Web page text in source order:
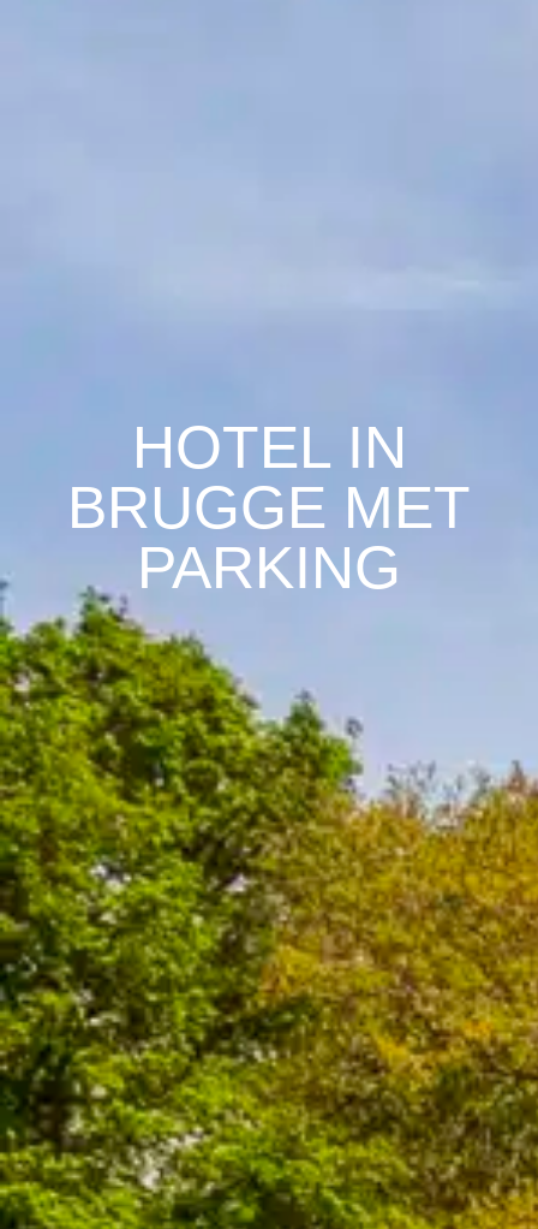
HOTEL IN
BRUGGE MET
PARKING